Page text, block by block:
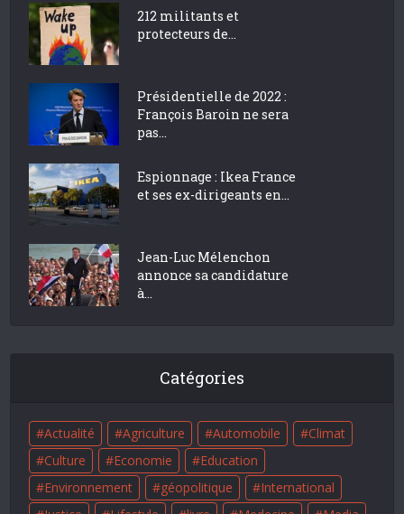
212 militants et
protecteurs de...
Présidentielle de 2022 :
François Baroin ne sera
pas...
Espionnage : Ikea France
et ses ex-dirigeants en...
Jean-Luc Mélenchon
annonce sa candidature
à...
Catégories
Actualité Agriculture Automobile
Climat
Culture
Economie
Education
Environnement
géopolitique
International